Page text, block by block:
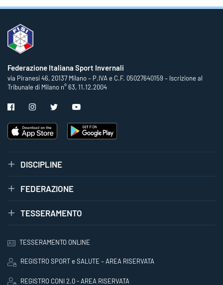
Federazione Italiana Sport Invernali
via Piranesi 46, 20137 Milano – P.IVA e C.F. 05027640159 – Iscrizione al
Tribunale di Milano n° 63, 11.12.2004
DISCIPLINE
FEDERAZIONE
TESSERAMENTO
TESSERAMENTO ONLINE
REGISTRO SPORT e SALUTE – AREA RISERVATA
REGISTRO CONI 2.0 - AREA RISERVATA